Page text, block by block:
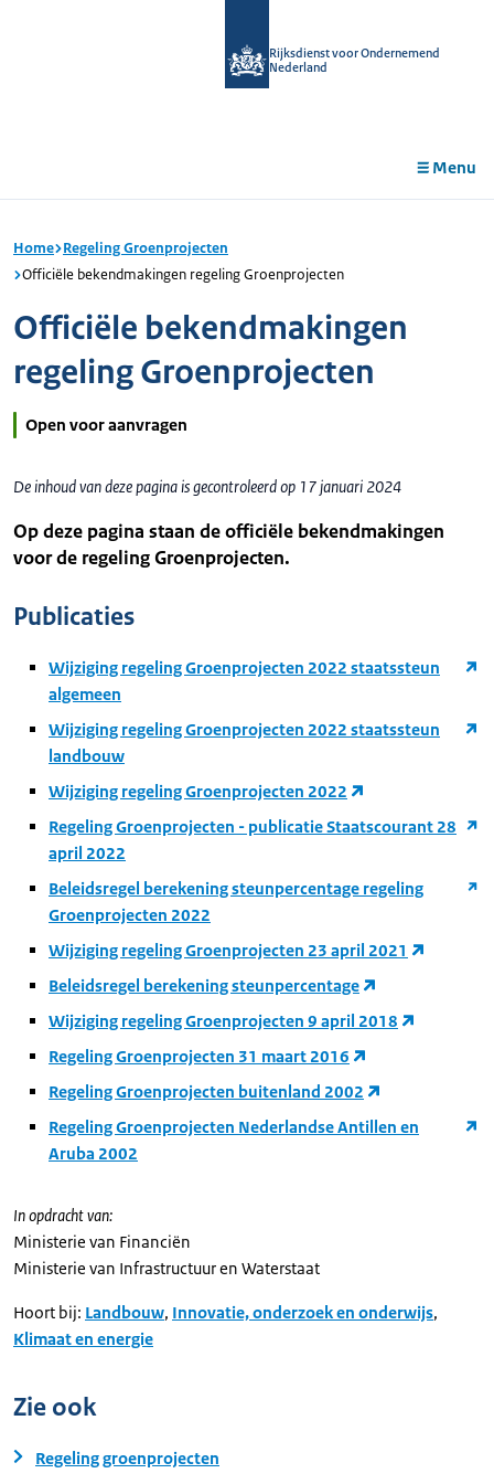
Rijksdienst voor Ondernemend
Nederland
Menu
Home Regeling Groenprojecten
Officiële bekendmakingen regeling Groenprojecten
Officiële bekendmakingen
regeling Groenprojecten
Open voor aanvragen
De inhoud van deze pagina is gecontroleerd op 17 januari 2024
Op deze pagina staan de officiële bekendmakingen
voor de regeling Groenprojecten.
Publicaties
Wijziging regeling Groenprojecten 2022 staatssteun
algemeen
Wijziging regeling Groenprojecten 2022 staatssteun
landbouw
Wijziging regeling Groenprojecten 2022
Regeling Groenprojecten - publicatie Staatscourant 28
april 2022
Beleidsregel berekening steunpercentage regeling
Groenprojecten 2022
Wijziging regeling Groenprojecten 23 april 2021
Beleidsregel berekening steunpercentage
Wijziging regeling Groenprojecten 9 april 2018
Regeling Groenprojecten 31 maart 2016
Regeling Groenprojecten buitenland 2002
Regeling Groenprojecten Nederlandse Antillen en
Aruba 2002
In opdracht van:
Ministerie van Financiën
Ministerie van Infrastructuur en Waterstaat
Hoort bij: Landbouw, Innovatie, onderzoek en onderwijs,
Klimaat en energie
Zie ook
Regeling groenprojecten